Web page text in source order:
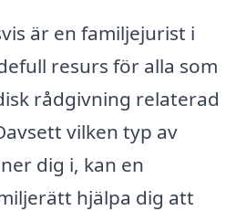
är en familjejurist i
resurs för alla som
rådgivning relaterad
vilken typ av
dig i, kan en
hjälpa dig att